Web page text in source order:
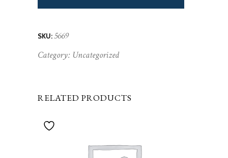
SKU: 5669
Category: Uncategorized
RELATED PRODUCTS